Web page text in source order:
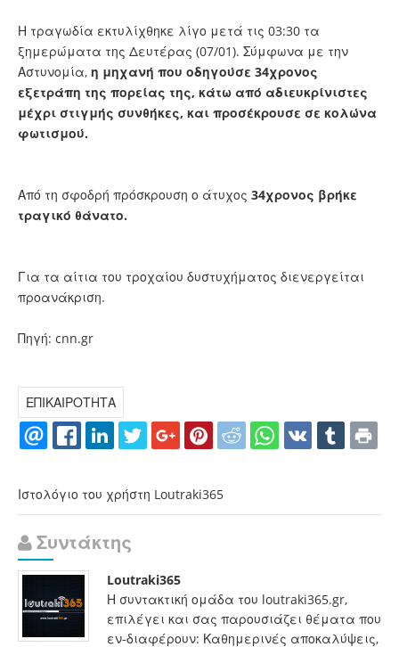
Η τραγωδία εκτυλίχθηκε λίγο μετά τις 03:30 τα
ξημερώματα της Δευτέρας (07/01). Σύμφωνα με την
Αστυνομία, η μηχανή που οδηγούσε 34χρονος
εξετράπη της πορείας της, κάτω από αδιευκρίνιστες
μέχρι στιγμής συνθήκες, και προσέκρουσε σε κολώνα
φωτισμού.
Από τη σφοδρή πρόσκρουση ο άτυχος 34χρονος βρήκε
τραγικό θάνατο.
Για τα αίτια του τροχαίου δυστυχήματος διενεργείται
προανάκριση.
Πηγή: cnn.gr
ΕΠΙΚΑΙΡΟΤΗΤΑ
Ιστολόγιο του χρήστη Loutraki365
Συντάκτης
Loutraki365
Η συντακτική ομάδα του loutraki365.gr,
επιλέγει και σας παρουσιάζει θέματα που
εν-διαφέρουν: Καθημερινές αποκαλύψεις,